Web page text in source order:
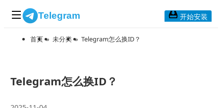
Telegram
应用下载
开始安装
首页 » 未分类 » Telegram怎么换ID？
Telegram怎么换ID？